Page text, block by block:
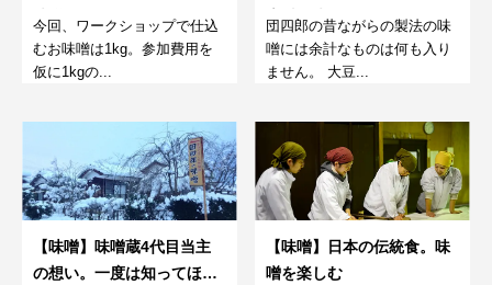
味噌
今回、ワークショップで仕込
むお味噌は1kg。参加費用を
仮に1kgの...
素材で決まるんですね。
団四郎の昔ながらの製法の味
噌には余計なものは何も入り
ません。 大豆...
【味噌】味噌蔵4代目当主
の想い。一度は知ってほし
【味噌】日本の伝統食。味
噌を楽しむ